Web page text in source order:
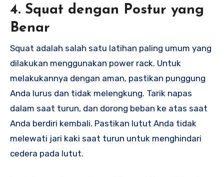
4. Squat dengan Postur yang
Benar
Squat adalah salah satu latihan paling umum yang
dilakukan menggunakan power rack. Untuk
melakukannya dengan aman, pastikan punggung
Anda lurus dan tidak melengkung. Tarik napas
dalam saat turun, dan dorong beban ke atas saat
Anda berdiri kembali. Pastikan lutut Anda tidak
melewati jari kaki saat turun untuk menghindari
cedera pada lutut.